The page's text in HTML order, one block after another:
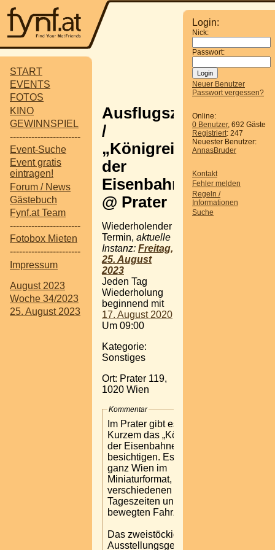
START
EVENTS
FOTOS
KINO
GEWINNSPIEL
-----------------------
Event-Suche
Event gratis
eintragen!
Forum / News
Gästebuch
Fynf.at Team
-----------------------
Fotobox Mieten
-----------------------
Impressum
August 2023
Woche 34/2023
25. August 2023
Login:
Nick:
Passwort:
Neuer Benutzer
Passwort vergessen?
Online:
0 Benutzer, 692 Gäste
Registriert: 247
Neuester Benutzer:
AnnasBruder
Kontakt
Fehler melden
Regeln /
Informationen
Suche
Ausflugsziel
/
„Königreich
der
Eisenbahnen“
@ Prater
Wiederholender
Termin, aktuelle
Instanz: Freitag,
25. August
2023
Jeden Tag
Wiederholung
beginnend mit
17. August 2020
Um 09:00
Kategorie:
Sonstiges
Ort: Prater 119,
1020 Wien
Kommentar
Im Prater gibt es seit
Kurzem das „Königreich
der Eisenbahnen“ zu
besichtigen. Es zeigt
ganz Wien im
Miniaturformat, zu
verschiedenen
Tageszeiten und mit
bewegten Fahrzeugen.
Das zweistöckige
Ausstellungsgebäude